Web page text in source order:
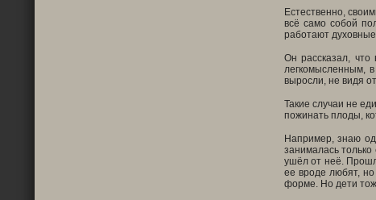
Естественно,
всё само собой
работают
Он рассказал,
легкомысленным,
выросли, не видя
Такие случаи не
пожинать плоды,
Например, знаю
занималась
ушёл от неё.
ее вроде любят,
форме. Но дети